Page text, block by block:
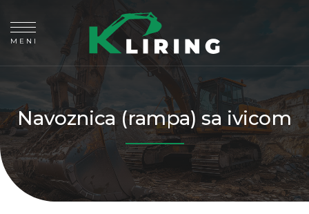
MENI
Navoznica (rampa) sa ivicom